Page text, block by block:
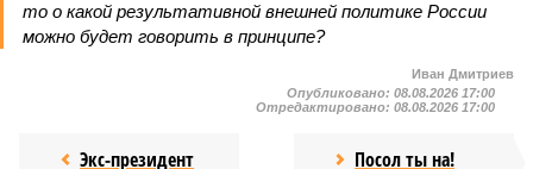
то о какой результативной внешней политике России
можно будет говорить в принципе?
Иван Дмитриев
Опубликовано: 08.08.2026 17:00
Отредактировано: 08.08.2026 17:00
Экс-президент Посол ты на!